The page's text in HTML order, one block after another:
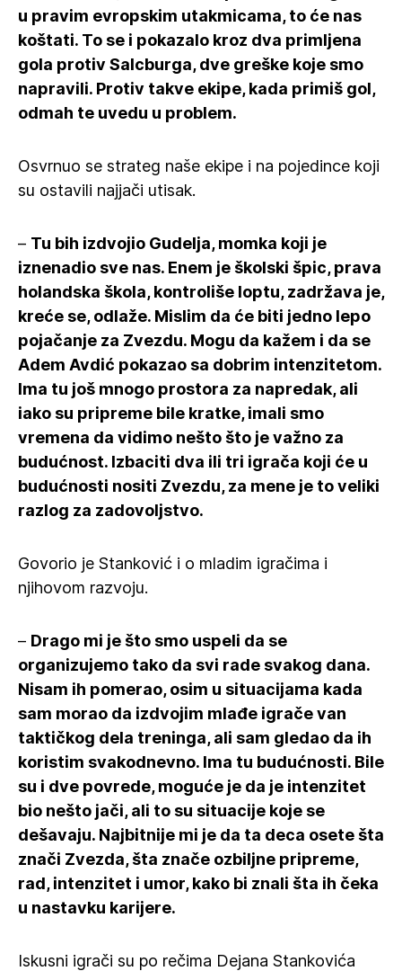
u pravim evropskim utakmicama, to će nas
koštati. To se i pokazalo kroz dva primljena
gola protiv Salcburga, dve greške koje smo
napravili. Protiv takve ekipe, kada primiš gol,
odmah te uvedu u problem.
Osvrnuo se strateg naše ekipe i na pojedince koji
su ostavili najjači utisak.
– Tu bih izdvojio Gudelja, momka koji je
iznenadio sve nas. Enem je školski špic, prava
holandska škola, kontroliše loptu, zadržava je,
kreće se, odlaže. Mislim da će biti jedno lepo
pojačanje za Zvezdu. Mogu da kažem i da se
Adem Avdić pokazao sa dobrim intenzitetom.
Ima tu još mnogo prostora za napredak, ali
iako su pripreme bile kratke, imali smo
vremena da vidimo nešto što je važno za
budućnost. Izbaciti dva ili tri igrača koji će u
budućnosti nositi Zvezdu, za mene je to veliki
razlog za zadovoljstvo.
Govorio je Stanković i o mladim igračima i
njihovom razvoju.
– Drago mi je što smo uspeli da se
organizujemo tako da svi rade svakog dana.
Nisam ih pomerao, osim u situacijama kada
sam morao da izdvojim mlađe igrače van
taktičkog dela treninga, ali sam gledao da ih
koristim svakodnevno. Ima tu budućnosti. Bile
su i dve povrede, moguće je da je intenzitet
bio nešto jači, ali to su situacije koje se
dešavaju. Najbitnije mi je da ta deca osete šta
znači Zvezda, šta znače ozbiljne pripreme,
rad, intenzitet i umor, kako bi znali šta ih čeka
u nastavku karijere.
Iskusni igrači su po rečima Dejana Stankovića